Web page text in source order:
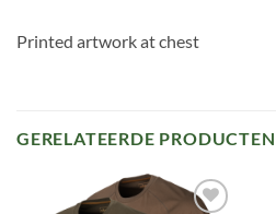
Printed artwork at chest
GERELATEERDE PRODUCTEN